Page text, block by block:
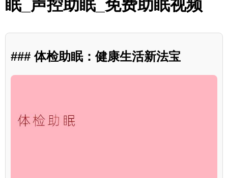
眠_声控助眠_免费助眠视频
### 体检助眠：健康生活新法宝